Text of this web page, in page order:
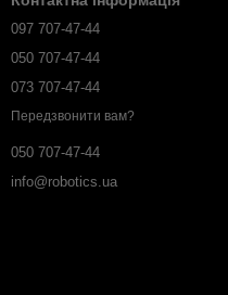
097 707-47-44
050 707-47-44
073 707-47-44
Передзвонити вам?
050 707-47-44
info@robotics.ua